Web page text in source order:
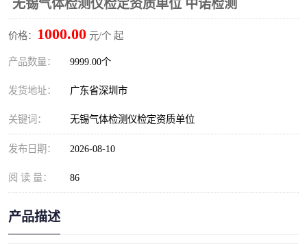
无锡气体检测仪检定资质单位 中诺检测
价格： 1000.00 元/个 起
产品数量： 9999.00个
发货地址： 广东省深圳市
关键词： 无锡气体检测仪检定资质单位
发布日期： 2026-08-10
阅 读 量： 86
产品描述